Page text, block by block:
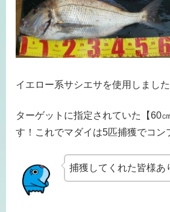
イエロー系サシエサを使用しました
ターゲットに指定されていた【60
す！これでマダイは5匹捕獲でコン
捕獲してくれた皆様あ